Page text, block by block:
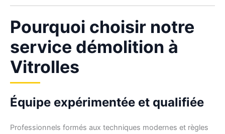
Pourquoi choisir notre
service démolition à
Vitrolles
Équipe expérimentée et qualifiée
Professionnels formés aux techniques modernes et règles